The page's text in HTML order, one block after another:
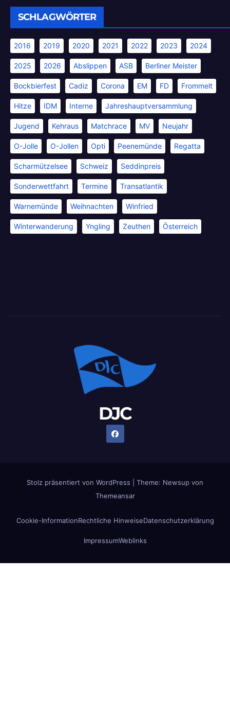
SCHLAGWÖRTER
2016 2019 2020 2021 2022 2023 2024
2025 2026 Abslippen ASB Berliner Meister
Bockbierfest Cadiz Corona EM FD Frommelt
Hitze IDM Interne Jahreshauptversammlung
Jugend Kehraus Matchrace MV Neujahr
O-Jolle O-Jollen Opti Peenemünde Regatta
Scharmützelsee Schweiz Seddinpreis
Sonderwettfahrt Termine Transatlantik
Warnemünde Weihnachten Winfried
Winterwanderung Yngling Zeuthen Österreich
DJC
Stolz präsentiert von WordPress
Theme: Newsup von
Themeansar
Cookie-InformationRechtliche HinweiseDatenschutzerklärung
ImpressumWeblinks